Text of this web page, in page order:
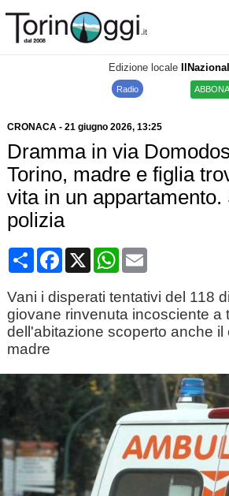
Edizione locale
Radio
CRONACA- 21 giugno 2026, 13:25
Dramma in via
Torino, madre e figlia
vita in un appartamento.
polizia
CondividiFacebook
X WhatsApp
Email
Vani i disperati tentativi del 118
giovane rinvenuta incosciente a
dell'abitazione scoperto anche il
madre